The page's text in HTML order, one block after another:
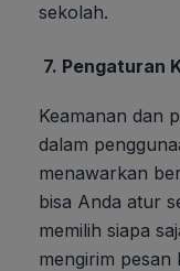
sekolah.
7. Pengaturan
Keamanan dan
dalam
menawarkan
bisa Anda atur
memilih siapa
mengirim pesan